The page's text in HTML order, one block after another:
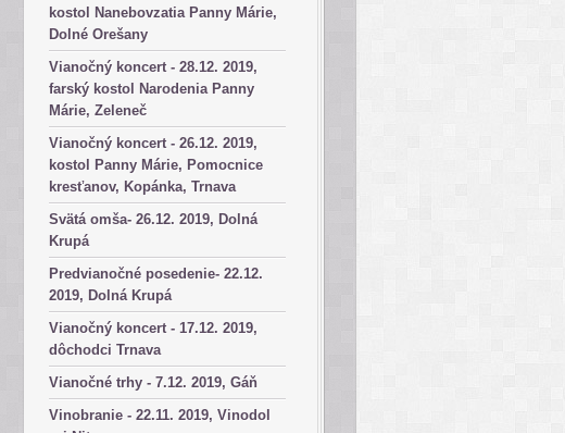
kostol Nanebovzatia Panny Márie,
Dolné Orešany
Vianočný koncert - 28.12. 2019,
farský kostol Narodenia Panny
Márie, Zeleneč
Vianočný koncert - 26.12. 2019,
kostol Panny Márie, Pomocnice
kresťanov, Kopánka, Trnava
Svätá omša- 26.12. 2019, Dolná
Krupá
Predvianočné posedenie- 22.12.
2019, Dolná Krupá
Vianočný koncert - 17.12. 2019,
dôchodci Trnava
Vianočné trhy - 7.12. 2019, Gáň
Vinobranie - 22.11. 2019, Vinodol